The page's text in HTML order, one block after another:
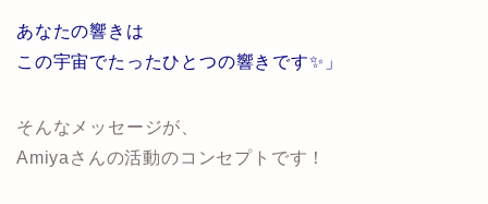
あなたの響きは
この宇宙でたったひとつの響きです✨」
そんなメッセージが、
Amiyaさんの活動のコンセプトです！